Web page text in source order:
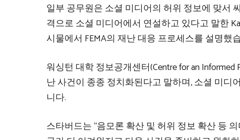
일부 공무원은 소셜 미디어의 허위 정보에 맞서
격으로 소셜 미디어에서 연설하고 있다고 말한
시물에서 FEMA의 재난 대응 프로세스를 설명했
워싱턴 대학 정보공개센터(Centre for an
난 사건이 종종 정치화된다고 말하며, 소셜 미디
니다.
스타버드는 “음모론 확산 및 허위 정보 확산 등